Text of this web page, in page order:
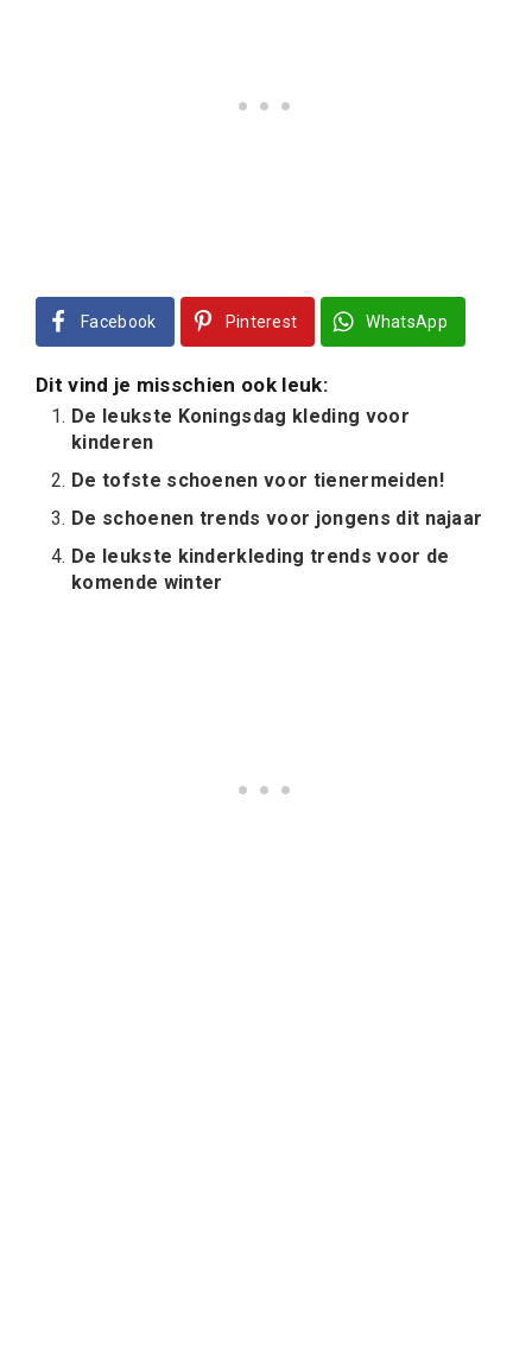
Facebook Pinterest WhatsApp
Dit vind je misschien ook leuk:
De leukste Koningsdag kleding voor
kinderen
De tofste schoenen voor tienermeiden!
De schoenen trends voor jongens dit najaar
De leukste kinderkleding trends voor de
komende winter